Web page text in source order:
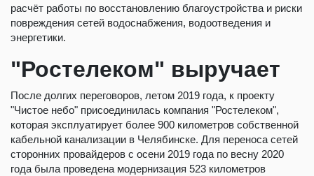
расчёт работы по восстановлению благоустройства и риски
повреждения сетей водоснабжения, водоотведения и
энергетики.
"Ростелеком" выручает
После долгих переговоров, летом 2019 года, к проекту
"Чистое небо" присоединилась компания "Ростелеком",
которая эксплуатирует более 900 километров собственной
кабельной канализации в Челябинске. Для переноса сетей
сторонних провайдеров с осени 2019 года по весну 2020
года была проведена модернизация 523 километров